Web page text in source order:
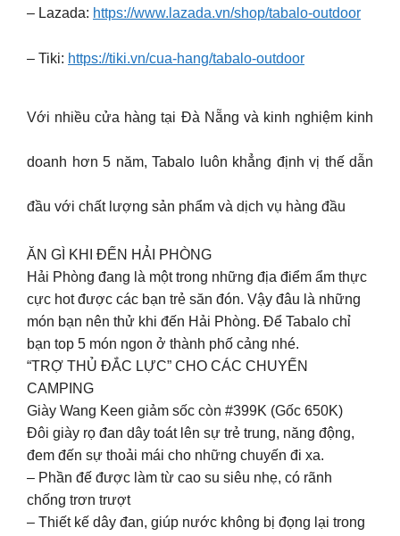
– Lazada: https://www.lazada.vn/shop/tabalo-outdoor
– Tiki: https://tiki.vn/cua-hang/tabalo-outdoor
Với nhiều cửa hàng tại Đà Nẵng và kinh nghiệm kinh
doanh hơn 5 năm, Tabalo luôn khẳng định vị thế dẫn
đầu với chất lượng sản phẩm và dịch vụ hàng đầu
ĂN GÌ KHI ĐẾN HẢI PHÒNG
Hải Phòng đang là một trong những địa điểm ẩm thực
cực hot được các bạn trẻ săn đón. Vậy đâu là những
món bạn nên thử khi đến Hải Phòng. Để Tabalo chỉ
bạn top 5 món ngon ở thành phố cảng nhé.
“TRỢ THỦ ĐẮC LỰC” CHO CÁC CHUYẾN
CAMPING
Giày Wang Keen giảm sốc còn #399K (Gốc 650K)
Đôi giày rọ đan dây toát lên sự trẻ trung, năng động,
đem đến sự thoải mái cho những chuyến đi xa.
– Phần đế được làm từ cao su siêu nhẹ, có rãnh
chống trơn trượt
– Thiết kế dây đan, giúp nước không bị đọng lại trong